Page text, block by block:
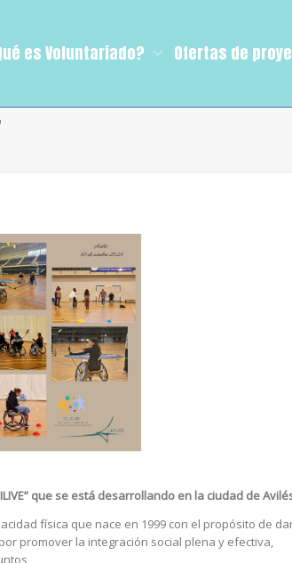
es Voluntariado? Ofertas de
que se está desarrollando en la ciudad de
física que nace en 1999 con el propósito de
promover la integración social plena y efectiva,